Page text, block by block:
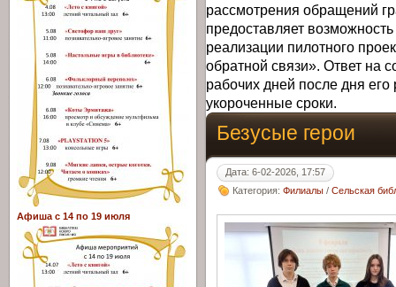
рассмотрения обращений
предоставляет
реализации пилотного
обратной связи». Ответ на
рабочих дней после дня
укороченные сроки.
Безусые герои
Дата: 6-02-2026, 17:57
Категория: Филиалы / Сельская
Афиша с 14 по 19 июля